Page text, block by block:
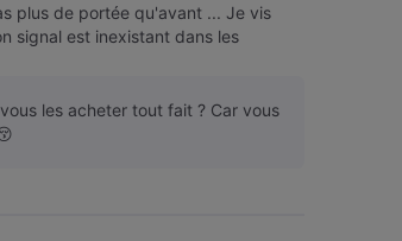
plus de portée qu'avant ... Je vis
signal est inexistant dans les
les acheter tout fait ? Car vous